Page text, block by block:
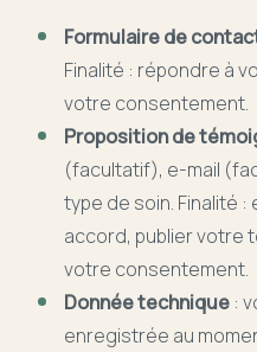
Formulaire de
Finalité : répondre à
votre consentement.
Proposition de
(facultatif), e-mail
type de soin. Finalité
accord, publier votre
votre consentement.
Donnée technique :
enregistrée au